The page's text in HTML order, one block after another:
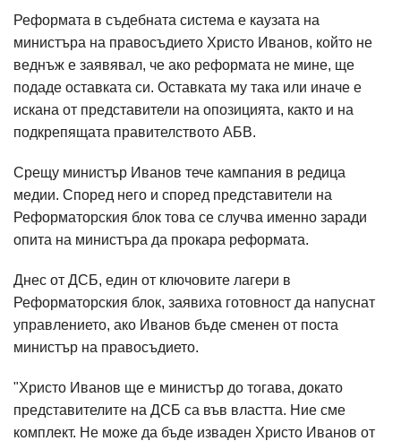
Реформата в съдебната система е каузата на
министъра на правосъдието Христо Иванов, който не
веднъж е заявявал, че ако реформата не мине, ще
подаде оставката си. Оставката му така или иначе е
искана от представители на опозицията, както и на
подкрепящата правителството АБВ.
Срещу министър Иванов тече кампания в редица
медии. Според него и според представители на
Реформаторския блок това се случва именно заради
опита на министъра да прокара реформата.
Днес от ДСБ, един от ключовите лагери в
Реформаторския блок, заявиха готовност да напуснат
управлението, ако Иванов бъде сменен от поста
министър на правосъдието.
"Христо Иванов ще е министър до тогава, докато
представителите на ДСБ са във властта. Ние сме
комплект. Не може да бъде изваден Христо Иванов от